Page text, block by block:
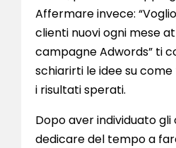
Affermare invece:
clienti nuovi ogni mese
campagne Adwords” ti
schiarirti le idee su
i risultati sperati.
Dopo aver individuato
dedicare del tempo a